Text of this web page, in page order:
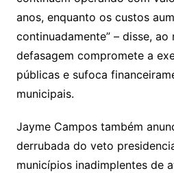
anos, enquanto os custos
continuadamente” – disse, ao
defasagem compromete a
públicas e sufoca
municipais.
Jayme Campos também
derrubada do veto
municípios inadimplentes de